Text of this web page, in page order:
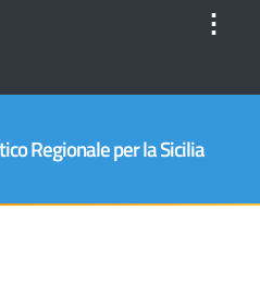
⋮
Regionale per la Sicilia